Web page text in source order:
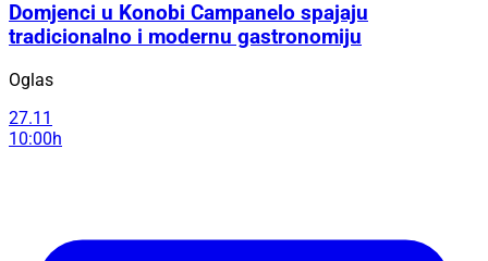
Domjenci u Konobi Campanelo spajaju
tradicionalno i modernu gastronomiju
Oglas
27.11
10:00h